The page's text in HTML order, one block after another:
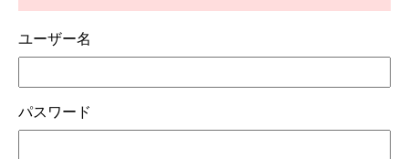
ユーザー名
パスワード